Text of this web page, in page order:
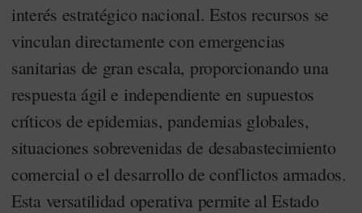
interés estratégico nacional. Estos recursos se
vinculan directamente con emergencias
sanitarias de gran escala, proporcionando una
respuesta ágil e independiente en supuestos
críticos de epidemias, pandemias globales,
situaciones sobrevenidas de desabastecimiento
comercial o el desarrollo de conflictos armados.
Esta versatilidad operativa permite al Estado